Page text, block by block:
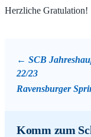
Herzliche Gratulation!
SCB
22/23
Ravensburger
Komm zum